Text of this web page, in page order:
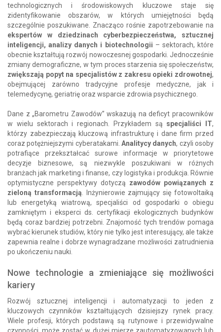
technologicznych i środowiskowych kluczowe staje się
zidentyfikowanie obszarów, w których umiejętności będą
szczególnie poszukiwane. Znacząco rośnie zapotrzebowanie na
ekspertów w dziedzinach cyberbezpieczeństwa, sztucznej
inteligencji, analizy danych i biotechnologii – sektorach, które
obecnie kształtują rozwój nowoczesnej gospodarki. Jednocześnie
zmiany demograficzne, w tym proces starzenia się społeczeństw,
zwiększają popyt na specjalistów z zakresu opieki zdrowotnej,
obejmującej zarówno tradycyjne profesje medyczne, jak i
telemedycynę, geriatrię oraz wsparcie zdrowia psychicznego.
Dane z „Barometru Zawodów” wskazują na deficyt pracowników
w wielu sektorach i regionach. Przykładem są specjaliści IT,
którzy zabezpieczają kluczową infrastrukturę i dane firm przed
coraz potężniejszymi cyberatakami. Analitycy danych, czyli osoby
potrafiące przekształcać surowe informacje w priorytetowe
decyzje biznesowe, są niezwykle poszukiwani w różnych
branżach jak marketing i finanse, czy logistyka i produkcja. Równie
optymistyczne perspektywy dotyczą zawodów powiązanych z
zieloną transformacją . Inżynierowie zajmujący się fotowoltaiką
lub energetyką wiatrową, specjaliści od gospodarki o obiegu
zamkniętym i eksperci ds. certyfikacji ekologicznych budynków
będą coraz bardziej potrzebni. Znajomość tych trendów pomaga
wybrać kierunek studiów, który nie tylko jest interesujący, ale także
zapewnia realne i dobrze wynagradzane możliwości zatrudnienia
po ukończeniu nauki.
Nowe technologie a zmieniające się możliwości
kariery
Rozwój sztucznej inteligencji i automatyzacji to jeden z
kluczowych czynników kształtujących dzisiejszy rynek pracy.
Wiele profesji, których podstawą są rutynowe i przewidywalne